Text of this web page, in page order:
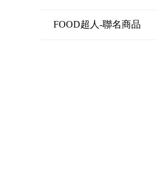
FOOD超人-聯名商品